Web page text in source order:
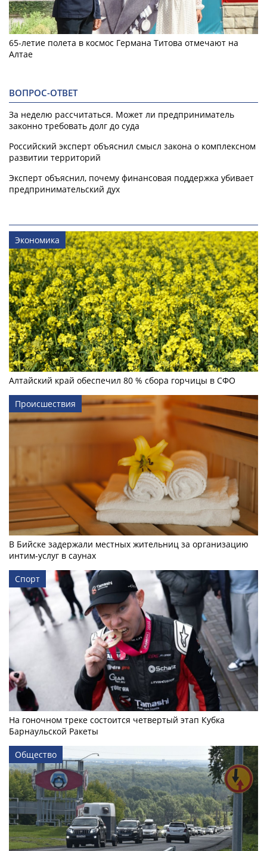
65-летие полета в космос Германа Титова отмечают на
Алтае
ВОПРОС-ОТВЕТ
За неделю рассчитаться. Может ли предприниматель
законно требовать долг до суда
Российский эксперт объяснил смысл закона о комплексном
развитии территорий
Эксперт объяснил, почему финансовая поддержка убивает
предпринимательский дух
Экономика
Алтайский край обеспечил 80 % сбора горчицы в СФО
Происшествия
В Бийске задержали местных жительниц за организацию
интим-услуг в саунах
Спорт
На гоночном треке состоится четвертый этап Кубка
Барнаульской Ракеты
Общество